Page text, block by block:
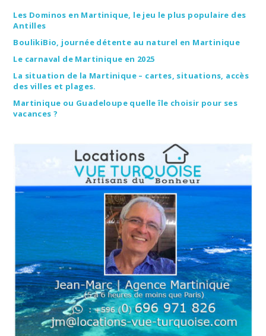
Les Dominos en Martinique, le jeu le plus populaire des
Antilles
BoulikiBio, journée détente au naturel en Martinique
Le carnaval de Martinique en 2025
La situation de la Martinique – cartes, situations, accès
des villes et plages.
Martinique ou Guadeloupe quelle île choisir pour ses
vacances ?